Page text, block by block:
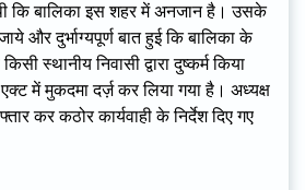
कि बालिका इस शहर में अनजान है। उसके
और दुर्भाग्यपूर्ण बात हुई कि बालिका के
स्थानीय निवासी द्वारा दुष्कर्म किया
एक्ट में मुकदमा दर्ज़ कर लिया गया है। अध्यक्ष
कर कठोर कार्यवाही के निर्देश दिए गए